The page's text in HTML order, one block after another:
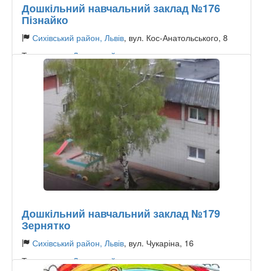
Дошкільний навчальний заклад №176
Пізнайко
Сихівський район, Львів, вул. Кос-Анатольського, 8
Тип садочку:Державний
Дошкільний навчальний заклад №179
Зернятко
Сихівський район, Львів, вул. Чукаріна, 16
Тип садочку:Державний